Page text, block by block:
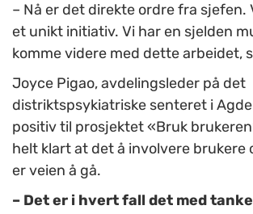
– Nå er det direkte ordre fra sjefen.
et unikt initiativ. Vi har en sjelden
komme videre med dette arbeidet,
Joyce Pigao, avdelingsleder på det
distriktspsykiatriske senteret i
positiv til prosjektet «Bruk
helt klart at det å involvere brukere
er veien å gå.
– Det er i hvert fall det med